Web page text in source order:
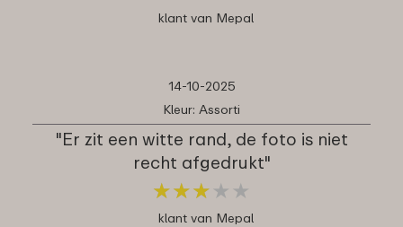
klant van Mepal
14-10-2025
Kleur: Assorti
"Er zit een witte rand, de foto is niet
recht afgedrukt"
★★★ ★ ★
★★★ ★ ★
klant van Mepal